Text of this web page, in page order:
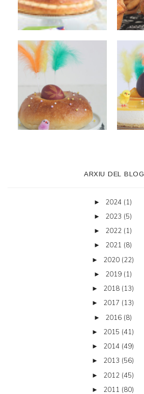
ARXIU DEL BLOG
► 2024 (1)
► 2023 (5)
► 2022 (1)
► 2021 (8)
► 2020 (22)
► 2019 (1)
► 2018 (13)
► 2017 (13)
► 2016 (8)
► 2015 (41)
► 2014 (49)
► 2013 (56)
► 2012 (45)
► 2011 (80)